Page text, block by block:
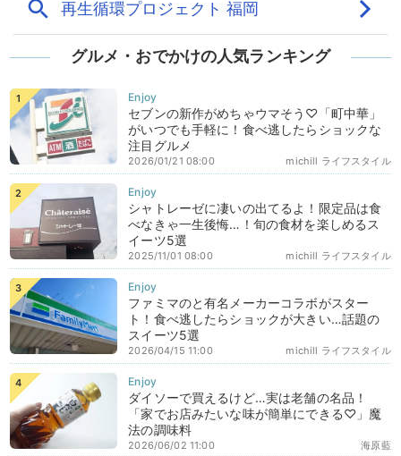
グルメ・おでかけの人気ランキング
セブンの新作がめちゃウマそう♡「町中華」
がいつでも手軽に！食べ逃したらショックな
注目グルメ
michill ライフスタイル
2026/01/21 08:00
シャトレーゼに凄いの出てるよ！限定品は食
べなきゃ一生後悔…！旬の食材を楽しめるス
イーツ5選
michill ライフスタイル
2025/11/01 08:00
ファミマのと有名メーカーコラボがスター
ト！食べ逃したらショックが大きい…話題の
スイーツ5選
michill ライフスタイル
2026/04/15 11:00
ダイソーで買えるけど…実は老舗の名品！
「家でお店みたいな味が簡単にできる♡」魔
法の調味料
海原藍
2026/06/02 11:00